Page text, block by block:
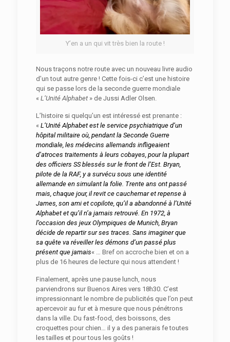
Y’en a un qui vit très bien la route !
Nous traçons notre route avec un nouveau livre audio
d’un tout autre genre ! Cette fois-ci c’est une histoire
qui se passe lors de la seconde guerre mondiale
« L’Unité Alphabet» de Jussi Adler Olsen.
L’histoire si quelqu’un est intéressé est prenante :
« L’Unité Alphabet est le service psychiatrique d’un
hôpital militaire où, pendant la Seconde Guerre
mondiale, les médecins allemands infligeaient
d’atroces traitements à leurs cobayes, pour la plupart
des officiers SS blessés sur le front de l’Est. Bryan,
pilote de la RAF, y a survécu sous une identité
allemande en simulant la folie. Trente ans ont passé
mais, chaque jour, il revit ce cauchemar et repense à
James, son ami et copilote, qu’il a abandonné à l’Unité
Alphabet et qu’il n’a jamais retrouvé. En 1972, à
l’occasion des jeux Olympiques de Munich, Bryan
décide de repartir sur ses traces. Sans imaginer que
sa quête va réveiller les démons d’un passé plus
présent que jamais« … Bref on accroche bien et on a
plus de 16 heures de lecture qui nous attendent !
Finalement, après une pause lunch, nous
parviendrons sur Buenos Aires vers 18h30. C’est
impressionnant le nombre de publicités que l’on peut
apercevoir au fur et à mesure que nous pénétrons
dans la ville. Du fast-food, des boissons, des
croquettes pour chien… il y a des panerais fe toutes
les tailles et pour tous les goûts !